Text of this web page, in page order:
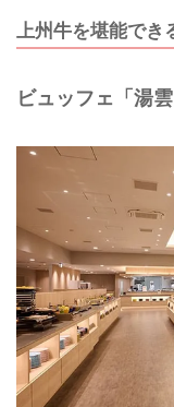
上州牛を堪能でき
ビュッフェ「湯雲